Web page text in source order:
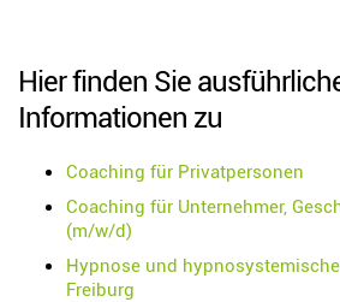
Hier finden Sie
Informationen zu
Coaching für Privatpersonen
Coaching für Unternehmer,
(m/w/d)
Hypnose und
Freiburg